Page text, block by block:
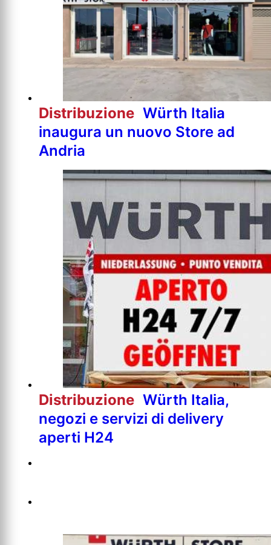
Distribuzione Würth Italia
inaugura un nuovo Store ad
Andria
Distribuzione Würth Italia,
negozi e servizi di delivery
aperti H24